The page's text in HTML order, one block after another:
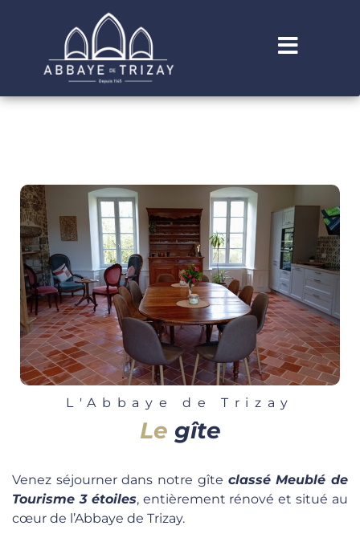
L'Abbaye de Trizay
Le gîte
Venez séjourner dans notre gîte classé Meublé de
Tourisme 3 étoiles, entièrement rénové et situé au
cœur de l’Abbaye de Trizay.